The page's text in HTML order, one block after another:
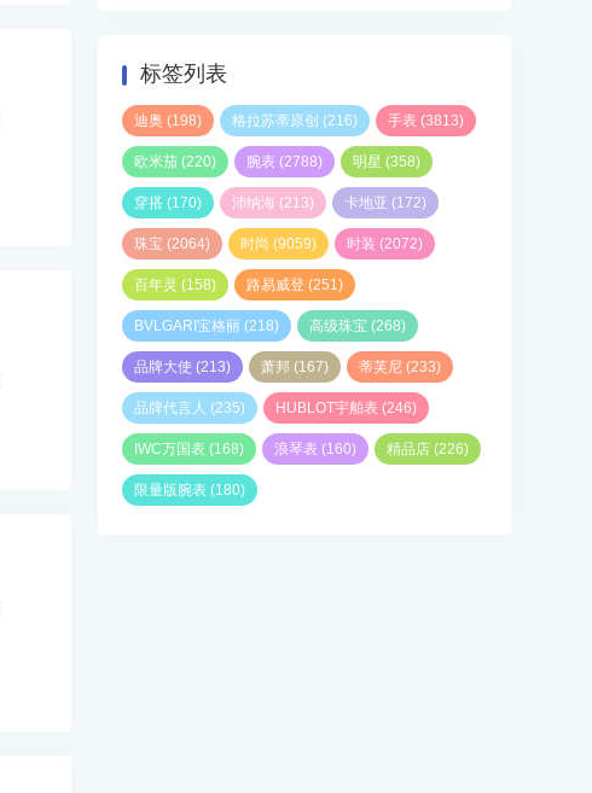
标签列表
迪奥 (198) 格拉苏蒂原创 (216) 手表 (3813)
欧米茄 (220) 腕表 (2788) 明星 (358)
穿搭 (170) 沛纳海 (213) 卡地亚 (172)
珠宝 (2064) 时尚 (9059) 时装 (2072)
百年灵 (158) 路易威登 (251)
BVLGARI宝格丽 (218) 高级珠宝 (268)
品牌大使 (213) 萧邦 (167) 蒂芙尼 (233)
品牌代言人 (235) HUBLOT宇舶表 (246)
IWC万国表 (168) 浪琴表 (160) 精品店 (226)
限量版腕表 (180)